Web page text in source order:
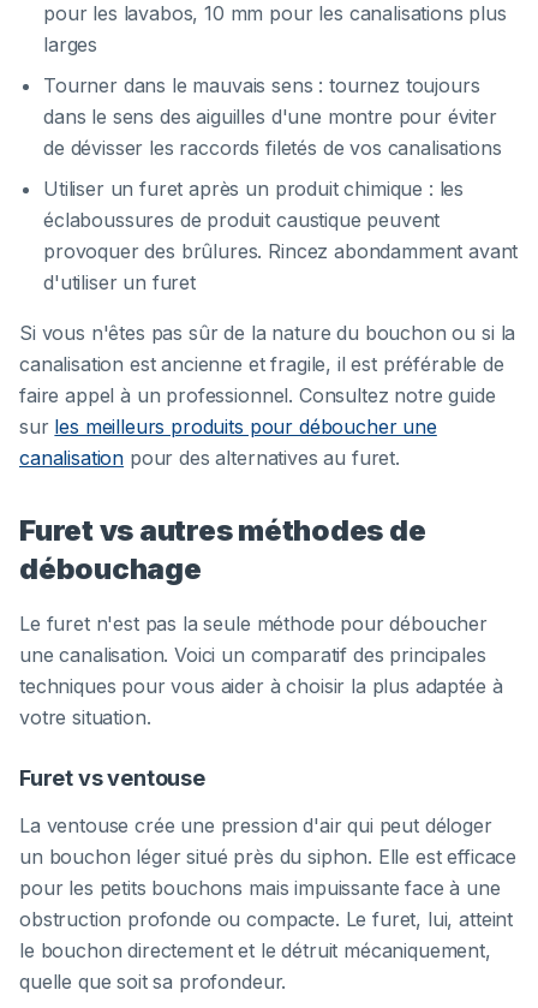
pour les lavabos, 10 mm pour les canalisations plus
larges
Tourner dans le mauvais sens : tournez toujours
dans le sens des aiguilles d'une montre pour éviter
de dévisser les raccords filetés de vos canalisations
Utiliser un furet après un produit chimique : les
éclaboussures de produit caustique peuvent
provoquer des brûlures. Rincez abondamment avant
d'utiliser un furet
Si vous n'êtes pas sûr de la nature du bouchon ou si la
canalisation est ancienne et fragile, il est préférable de
faire appel à un professionnel. Consultez notre guide
sur les meilleurs produits pour déboucher une
canalisation pour des alternatives au furet.
Furet vs autres méthodes de
débouchage
Le furet n'est pas la seule méthode pour déboucher
une canalisation. Voici un comparatif des principales
techniques pour vous aider à choisir la plus adaptée à
votre situation.
Furet vs ventouse
La ventouse crée une pression d'air qui peut déloger
un bouchon léger situé près du siphon. Elle est efficace
pour les petits bouchons mais impuissante face à une
obstruction profonde ou compacte. Le furet, lui, atteint
le bouchon directement et le détruit mécaniquement,
quelle que soit sa profondeur.